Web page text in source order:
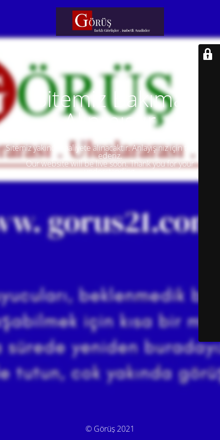
Sitemiz Bakıma
Alınmıştır
Sitemiz yakında faaliyete alınacaktır. Anlayışınız için teşekkür
ederiz.
Our website will be live soon. Thank you for your
understanding.
© Görüş 2021